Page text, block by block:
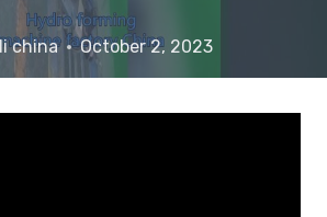
china October 2, 2023